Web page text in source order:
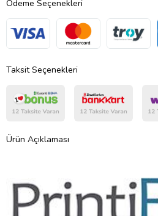
Ödeme Seçenekleri
Taksit Seçenekleri
Ürün Açıklaması